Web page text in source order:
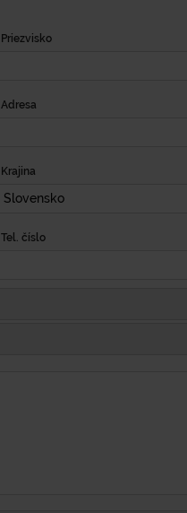
Priezvisko
Adresa
Krajina
Slovensko
Tel. číslo